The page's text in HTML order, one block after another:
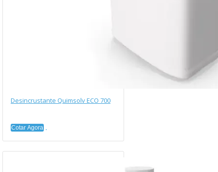
Desincrustante Quimsolv ECO 700
Cotar Agora